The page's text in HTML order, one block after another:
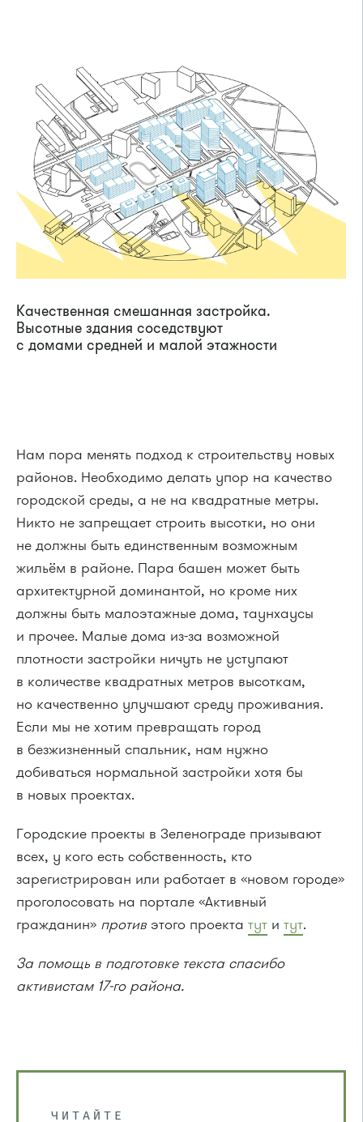
Качественная смешанная застройка.
Высотные здания соседствуют
с домами средней и малой этажности
Нам пора менять подход к строительству новых
районов. Необходимо делать упор на качество
городской среды, а не на квадратные метры.
Никто не запрещает строить высотки, но они
не должны быть единственным возможным
жильём в районе. Пара башен может быть
архитектурной доминантой, но кроме них
должны быть малоэтажные дома, таунхаусы
и прочее. Малые дома из-за возможной
плотности застройки ничуть не уступают
в количестве квадратных метров высоткам,
но качественно улучшают среду проживания.
Если мы не хотим превращать город
в безжизненный спальник, нам нужно
добиваться нормальной застройки хотя бы
в новых проектах.
Городские проекты в Зеленограде призывают
всех, у кого есть собственность, кто
зарегистрирован или работает в «новом городе»
проголосовать на портале «Активный
гражданин» против этого проекта тут и тут.
За помощь в подготовке текста спасибо
активистам 17-го района.
ЧИТАЙТЕ